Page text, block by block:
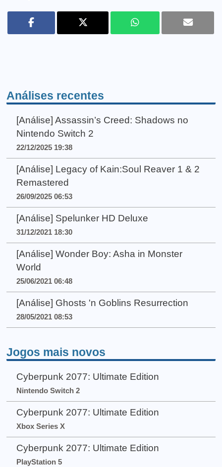
Análises recentes
[Análise] Assassin’s Creed: Shadows no
Nintendo Switch 2
22/12/2025 19:38
[Análise] Legacy of Kain:Soul Reaver 1 & 2
Remastered
26/09/2025 06:53
[Análise] Spelunker HD Deluxe
31/12/2021 18:30
[Análise] Wonder Boy: Asha in Monster
World
25/06/2021 06:48
[Análise] Ghosts 'n Goblins Resurrection
28/05/2021 08:53
Jogos mais novos
Cyberpunk 2077: Ultimate Edition
Nintendo Switch 2
Cyberpunk 2077: Ultimate Edition
Xbox Series X
Cyberpunk 2077: Ultimate Edition
PlayStation 5